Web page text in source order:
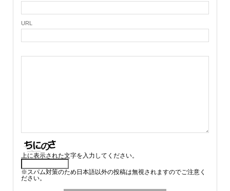
URL
上に表示された文字を入力してください。
※スパム対策のため日本語以外の投稿は無視されますのでご注意く
ださい。